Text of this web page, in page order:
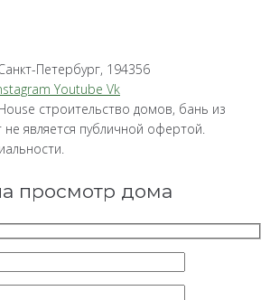
Петербург, 194356
Youtube Vk
строительство домов, бань из
не является публичной офертой.
просмотр дома